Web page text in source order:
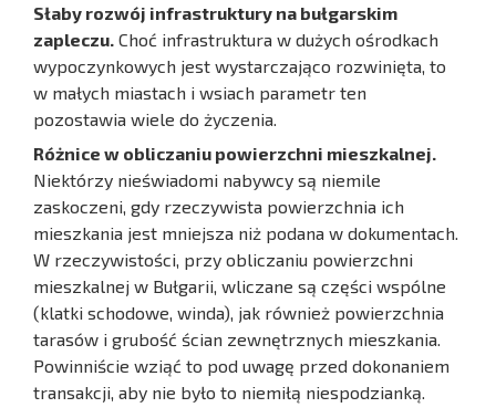
Słaby rozwój infrastruktury na bułgarskim
zapleczu. Choć infrastruktura w dużych ośrodkach
wypoczynkowych jest wystarczająco rozwinięta, to
w małych miastach i wsiach parametr ten
pozostawia wiele do życzenia.
Różnice w obliczaniu powierzchni mieszkalnej.
Niektórzy nieświadomi nabywcy są niemile
zaskoczeni, gdy rzeczywista powierzchnia ich
mieszkania jest mniejsza niż podana w dokumentach.
W rzeczywistości, przy obliczaniu powierzchni
mieszkalnej w Bułgarii, wliczane są części wspólne
(klatki schodowe, winda), jak również powierzchnia
tarasów i grubość ścian zewnętrznych mieszkania.
Powinniście wziąć to pod uwagę przed dokonaniem
transakcji, aby nie było to niemiłą niespodzianką.